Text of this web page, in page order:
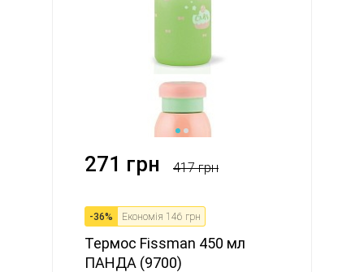
271 грн 417 грн
-36% Економія 146 грн
Термос Fissman 450 мл
ПАНДА (9700)